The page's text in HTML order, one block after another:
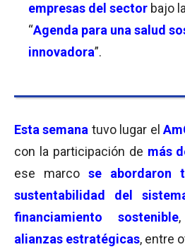
empresas del sector bajo
“Agenda para una salud
innovadora”.
Esta semana tuvo lugar el
con la participación de más
ese marco se abordaron
sustentabilidad del
financiamiento sostenible
alianzas estratégicas, entre